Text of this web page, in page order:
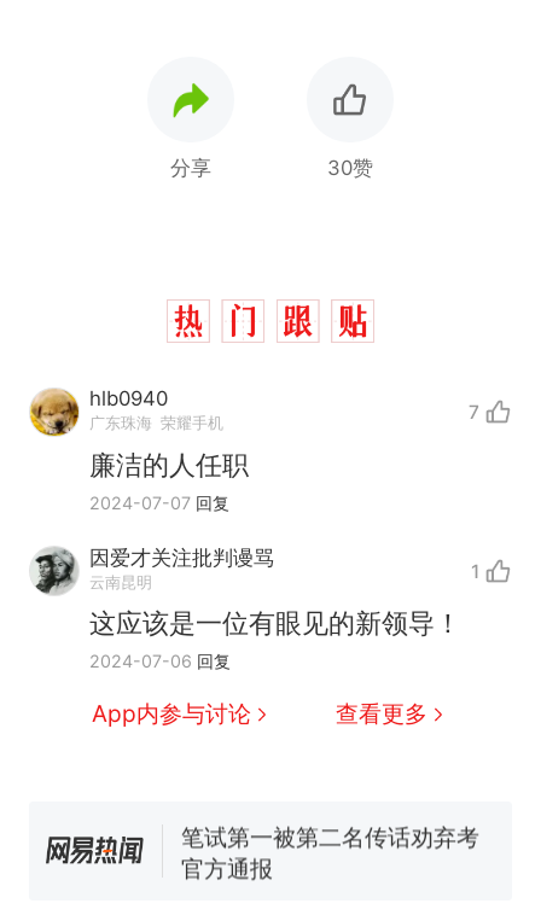
分享 30赞
hlb0940
广东珠海 荣耀手机 7
廉洁的人任职
2024-07-07 回复
因爱才关注批判谩骂
云南昆明 1
这应该是一位有眼见的新领导！
2024-07-06 回复
App内参与讨论 查看更多
热
那个在床头放菜刀的女孩，
因老师一句“跟我回家”改写了
人生
新 费大厨“全国小炒肉大王”称
来源：参考消息）
笔试第一被第二名传话劝弃考
官方通报